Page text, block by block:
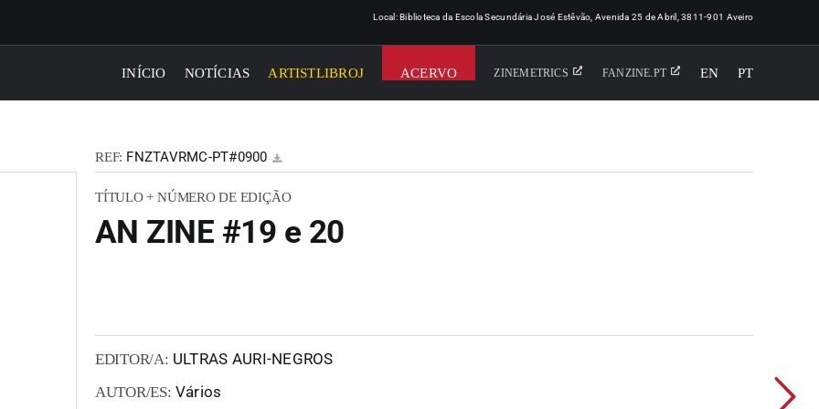
Local: Biblioteca da Escola Secundária José Estêvão, Avenida 25 de Abril, 3811-901 Aveiro
INÍCIO NOTÍCIAS ARTISTLIBROJ ACERVO ZINEMETRICS FANZINE.PT EN PT
REF: FNZTAVRMC-PT#0900
TÍTULO + NÚMERO DE EDIÇÃO
AN ZINE #19 e 20
EDITOR/A: ULTRAS AURI-NEGROS
AUTOR/ES: Vários